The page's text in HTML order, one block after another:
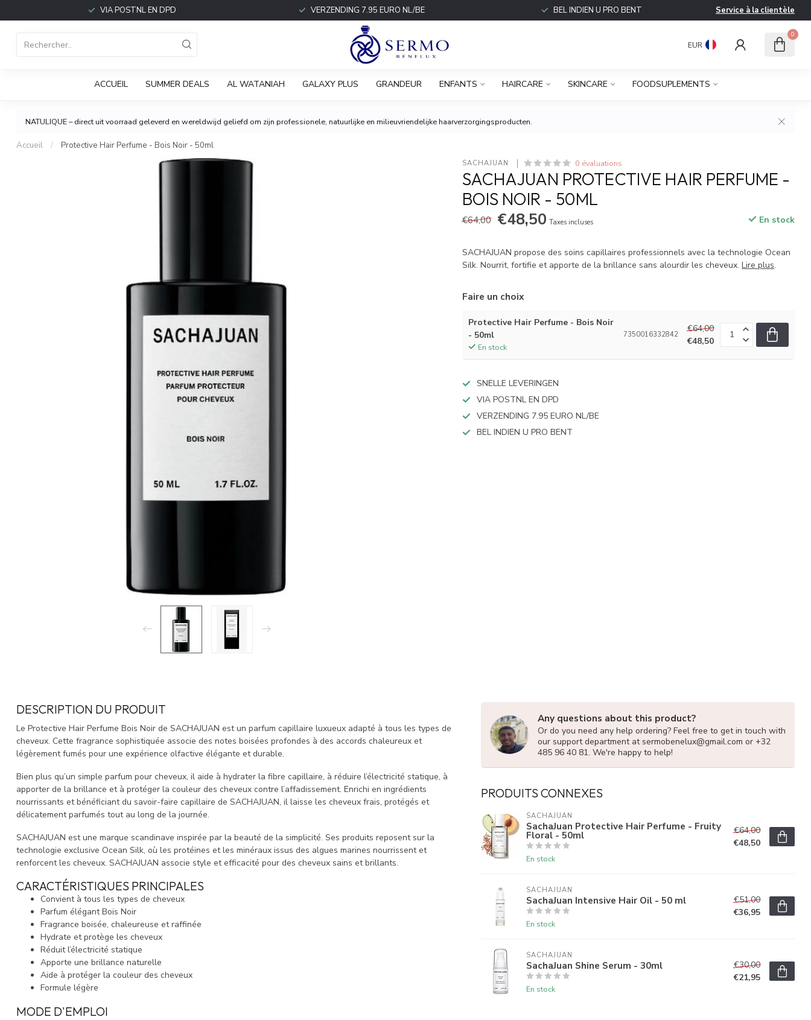
VIA POSTNL EN DPD VERZENDING 7.95 EURO NL/BE BEL INDIEN U PRO BENT Service à la clientèle
EUR
0
ACCUEIL SUMMER DEALS AL WATANIAH GALAXY PLUS GRANDEUR ENFANTS HAIRCARE SKINCARE FOODSUPLEMENTS
NATULIQUE – direct uit voorraad geleverd en wereldwijd geliefd om zijn professionele, natuurlijke en milieuvriendelijke haarverzorgingsproducten.
Accueil / Protective Hair Perfume - Bois Noir - 50ml
SACHAJUAN 0 évaluations
SACHAJUAN PROTECTIVE HAIR PERFUME -
BOIS NOIR - 50ML
€64,00 €48,50 Taxes incluses En stock
SACHAJUAN propose des soins capillaires professionnels avec la technologie Ocean
Silk. Nourrit, fortifie et apporte de la brillance sans alourdir les cheveux.Lire plus.
Faire un choix
Protective Hair Perfume - Bois Noir
- 50ml
En stock
7350016332842
€64,00
€48,50
SNELLE LEVERINGEN
VIA POSTNL EN DPD
VERZENDING 7.95 EURO NL/BE
BEL INDIEN U PRO BENT
DESCRIPTION DU PRODUIT
Le Protective Hair Perfume Bois Noir de SACHAJUAN est un parfum capillaire luxueux adapté à tous les types de
cheveux. Cette fragrance sophistiquée associe des notes boisées profondes à des accords chaleureux et
légèrement fumés pour une expérience olfactive élégante et durable.
Bien plus qu’un simple parfum pour cheveux, il aide à hydrater la fibre capillaire, à réduire l’électricité statique, à
apporter de la brillance et à protéger la couleur des cheveux contre l’affadissement. Enrichi en ingrédients
nourrissants et bénéficiant du savoir-faire capillaire de SACHAJUAN, il laisse les cheveux frais, protégés et
délicatement parfumés tout au long de la journée.
SACHAJUAN est une marque scandinave inspirée par la beauté de la simplicité. Ses produits reposent sur la
technologie exclusive Ocean Silk, où les protéines et les minéraux issus des algues marines nourrissent et
renforcent les cheveux. SACHAJUAN associe style et efficacité pour des cheveux sains et brillants.
CARACTÉRISTIQUES PRINCIPALES
Convient à tous les types de cheveux
Parfum élégant Bois Noir
Fragrance boisée, chaleureuse et raffinée
Hydrate et protège les cheveux
Réduit l’électricité statique
Apporte une brillance naturelle
Aide à protéger la couleur des cheveux
Formule légère
MODE D'EMPLOI
Any questions about this product?
Or do you need any help ordering? Feel free to get in touch with
our support department at sermobenelux@gmail.com or +32
485 96 40 81. We're happy to help!
PRODUITS CONNEXES
SACHAJUAN
SachaJuan Protective Hair Perfume - Fruity
Floral - 50ml
En stock
€64,00
€48,50
SACHAJUAN
SachaJuan Intensive Hair Oil - 50 ml
En stock
€51,00
€36,95
SACHAJUAN
SachaJuan Shine Serum - 30ml
En stock
€30,00
€21,95